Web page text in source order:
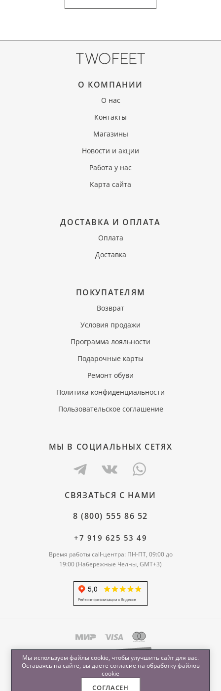
О КОМПАНИИ
О нас
Контакты
Магазины
Новости и акции
Работа у нас
Карта сайта
ДОСТАВКА И ОПЛАТА
Оплата
Доставка
ПОКУПАТЕЛЯМ
Возврат
Условия продажи
Программа лояльности
Подарочные карты
Ремонт обуви
Политика конфиденциальности
Пользовательское соглашение
МЫ В СОЦИАЛЬНЫХ СЕТЯХ
СВЯЗАТЬСЯ С НАМИ
8 (800) 555 86 52
+7 919 625 53 49
Время работы call-центра: ПН-ПТ, 09:00 до
19:00 (Набережные Челны, GMT+3)
Мы используем файлы cookie, чтобы улучшить сайт для вас.
Оставаясь на сайте, вы даете согласие на обработкуфайлов
cookie
СОГЛАСЕН